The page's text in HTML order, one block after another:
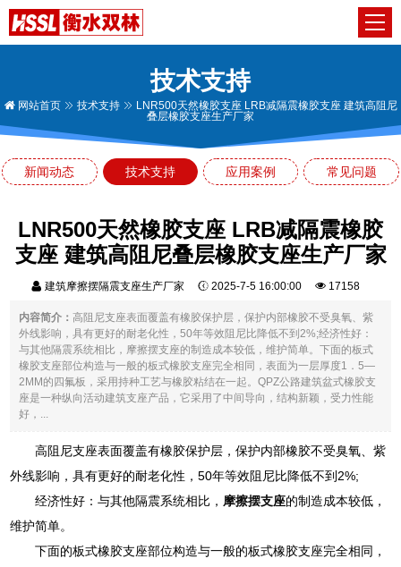
技术支持
网站首页 技术支持
LNR500天然橡胶支座 LRB减隔震橡胶支座 建筑高阻尼
叠层橡胶支座生产厂家
新闻动态 技术支持 应用案例 常见问题
LNR500天然橡胶支座 LRB减隔震橡胶
支座 建筑高阻尼叠层橡胶支座生产厂家
建筑摩擦摆隔震支座生产厂家 2025-7-5 16:00:00 17158
内容简介：高阻尼支座表面覆盖有橡胶保护层，保护内部橡胶不受臭氧、紫
外线影响，具有更好的耐老化性，50年等效阻尼比降低不到2%;经济性好：
与其他隔震系统相比，摩擦摆支座的制造成本较低，维护简单。下面的板式
橡胶支座部位构造与一般的板式橡胶支座完全相同，表面为一层厚度1．5—
2MM的四氟板，采用持种工艺与橡胶粘结在一起。QPZ公路建筑盆式橡胶支
座是一种纵向活动建筑支座产品，它采用了中间导向，结构新颖，受力性能
好，...
高阻尼支座表面覆盖有橡胶保护层，保护内部橡胶不受臭氧、紫
外线影响，具有更好的耐老化性，50年等效阻尼比降低不到2%;
经济性好：与其他隔震系统相比， 摩擦摆支座的制造成本较低，
维护简单。
下面的板式橡胶支座部位构造与一般的板式橡胶支座完全相同，